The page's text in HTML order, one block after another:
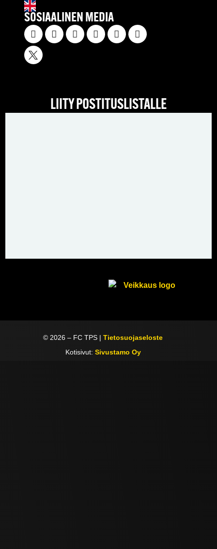
SOSIAALINEN MEDIA
LIITY POSTITUSLISTALLE
© 2026 – FC TPS |Tietosuojaseloste
Kotisivut: Sivustamo Oy